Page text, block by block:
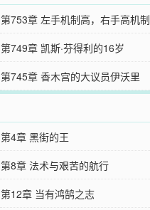
第753章 左手机制高，右手高机制
第749章 凯斯·芬得利的16岁
第745章 香木宫的大议员伊沃里
第4章 黑街的王
第8章 法术与艰苦的航行
第12章 当有鸿鹄之志